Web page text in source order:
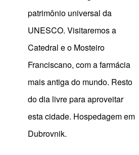
patrimônio universal da
UNESCO. Visitaremos a
Catedral e o Mosteiro
Franciscano, com a farmácia
mais antiga do mundo. Resto
do dia livre para aproveitar
esta cidade. Hospedagem em
Dubrovnik.